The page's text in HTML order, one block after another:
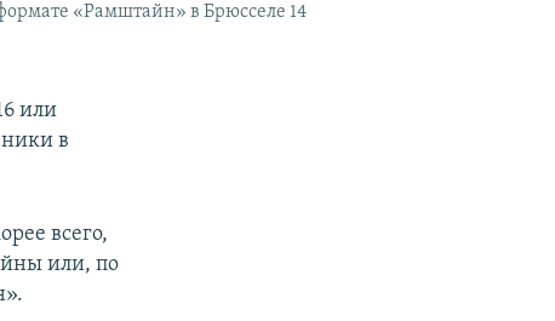
«Рамштайн» в Брюсселе 14
или
в
всего,
или, по